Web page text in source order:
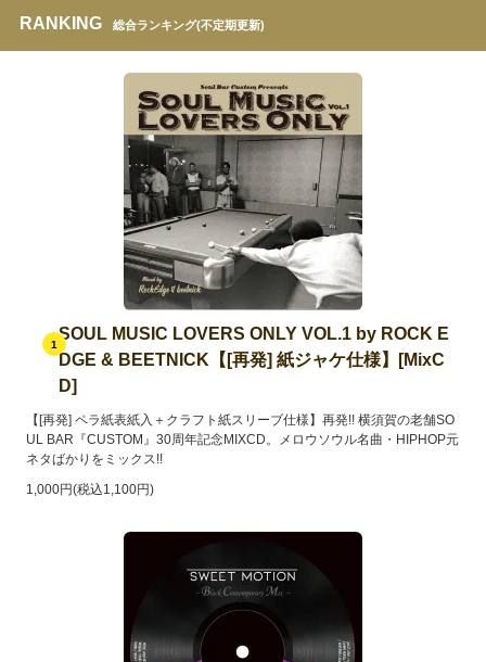
RANKING 総合ランキング(不定期更新)
1
SOUL MUSIC LOVERS ONLY VOL.1 by ROCK E
DGE & BEETNICK【[再発] 紙ジャケ仕様】[MixC
D]
【[再発] ペラ紙表紙入＋クラフト紙スリーブ仕様】再発!! 横須賀の老舗SO
UL BAR『CUSTOM』30周年記念MIXCD。メロウソウル名曲・HIPHOP元
ネタばかりをミックス!!
1,000円(税込1,100円)